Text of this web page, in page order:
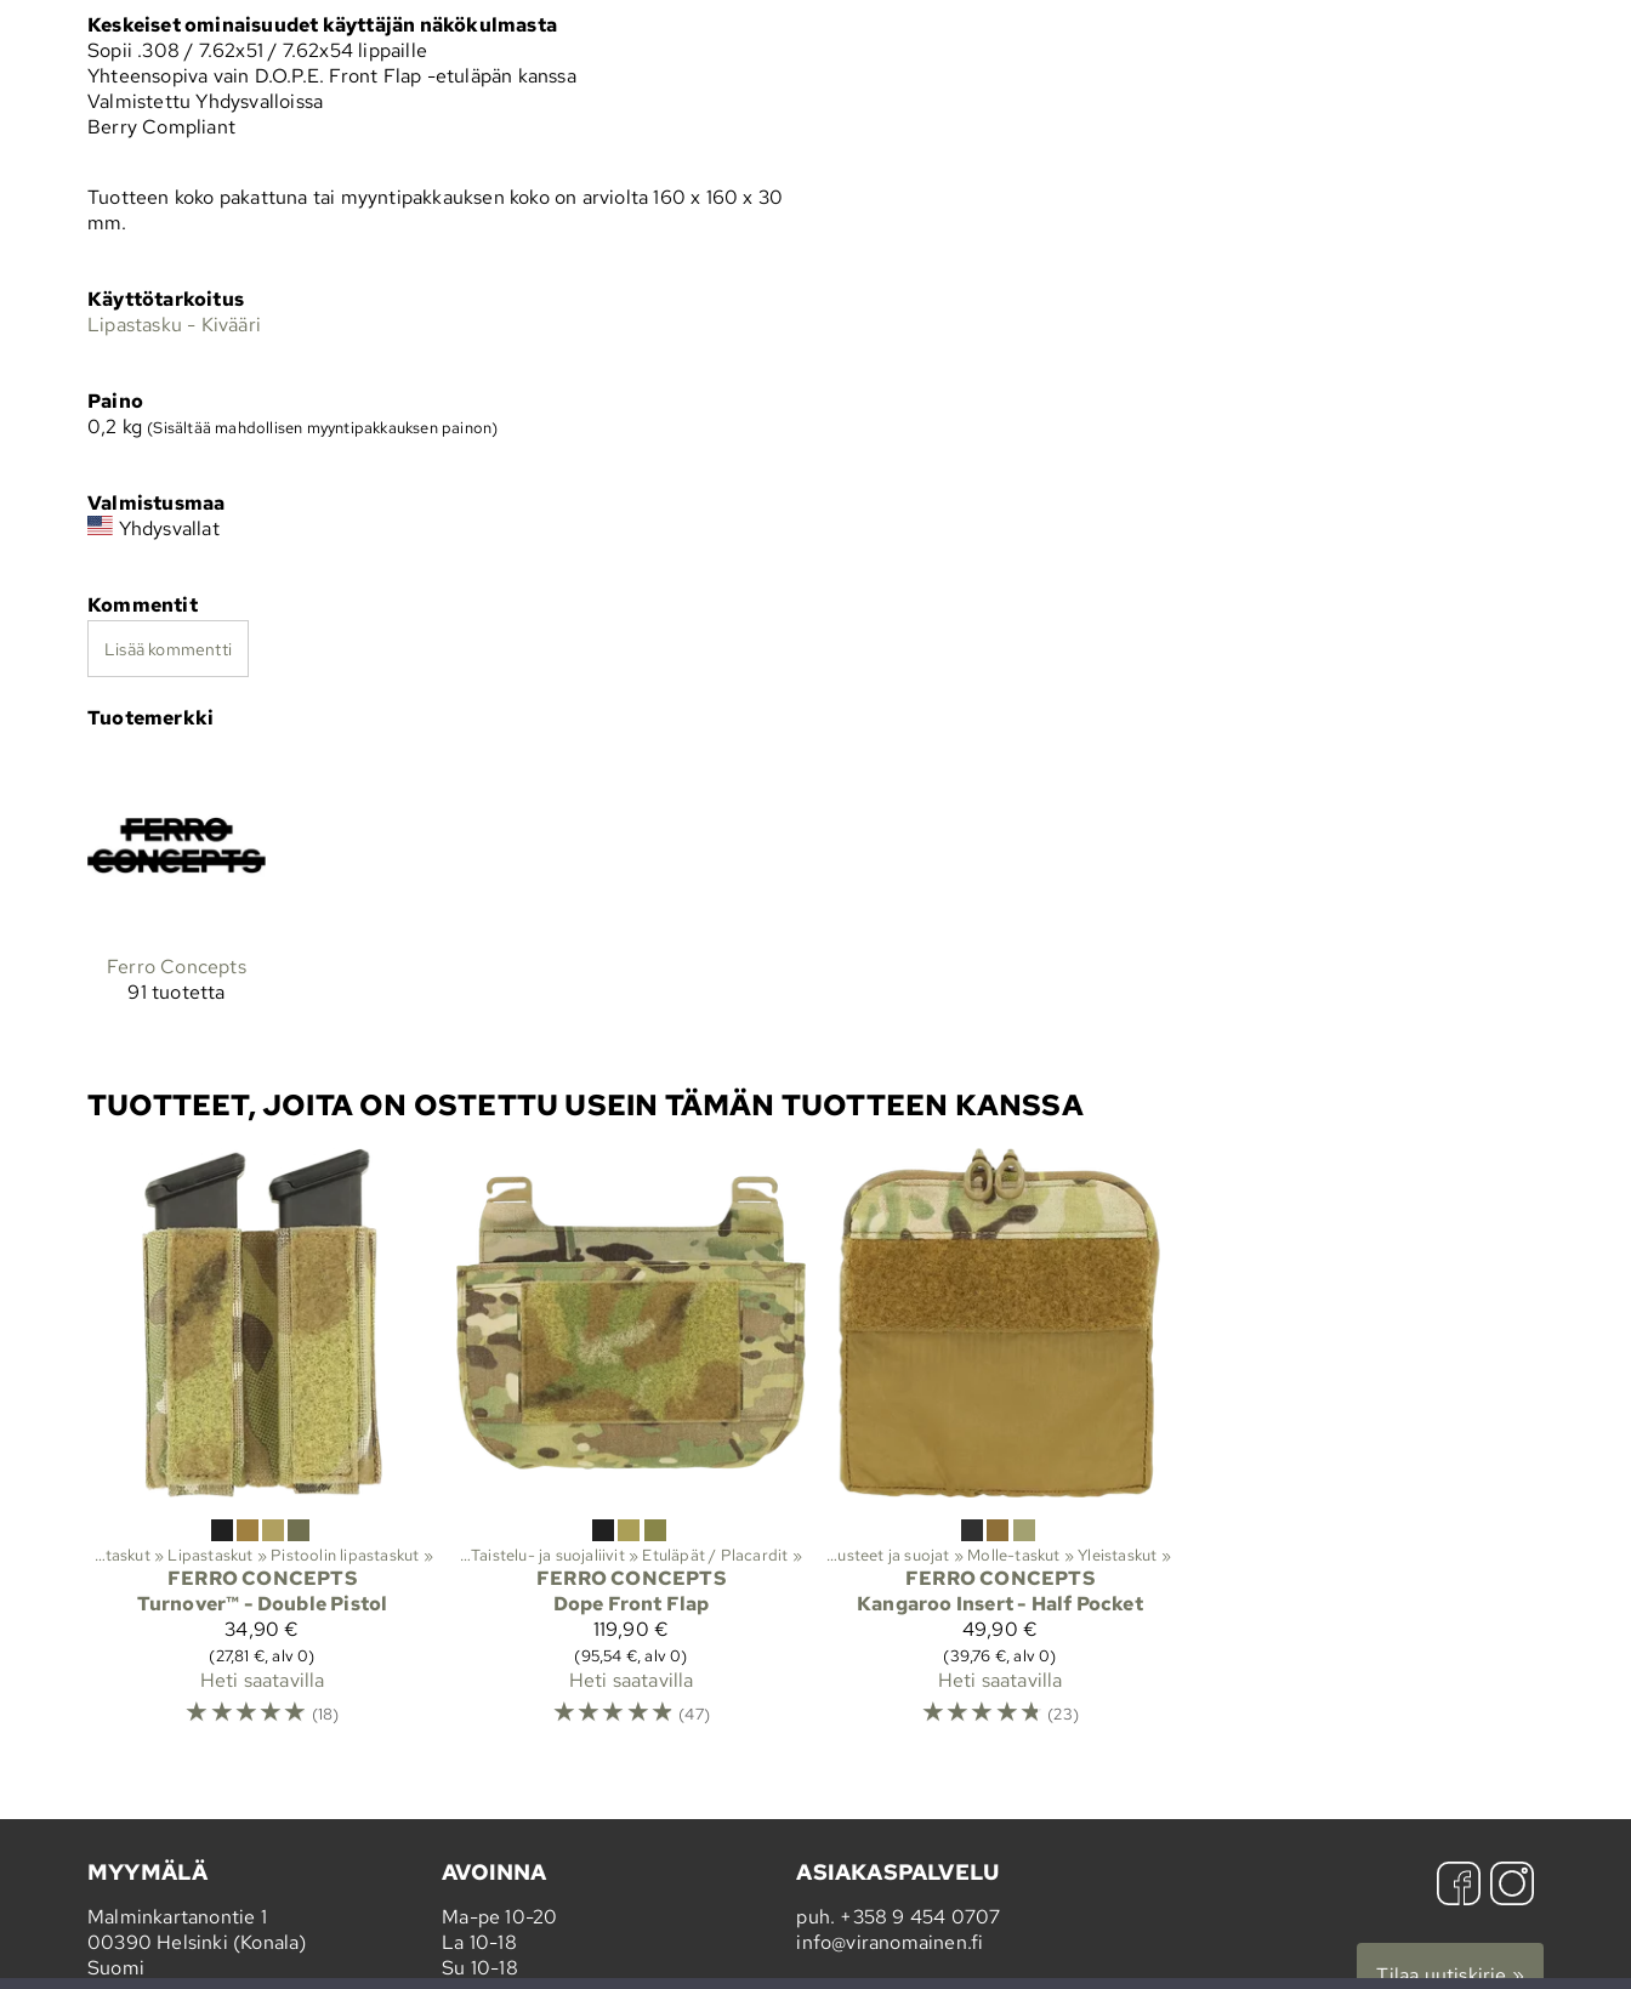
Keskeiset ominaisuudet käyttäjän näkökulmasta
Sopii .308 / 7.62x51 / 7.62x54 lippaille
Yhteensopiva vain D.O.P.E. Front Flap -etuläpän kanssa
Valmistettu Yhdysvalloissa
Berry Compliant
Tuotteen koko pakattuna tai myyntipakkauksen koko on arviolta 160 x 160 x 30
mm.
Käyttötarkoitus
Lipastasku - Kivääri
Paino
0,2 kg (Sisältää mahdollisen myyntipakkauksen painon)
Valmistusmaa
Yhdysvallat
Kommentit
Lisää kommentti
Tuotemerkki
Ferro Concepts
91 tuotetta
TUOTTEET, JOITA ON OSTETTU USEIN TÄMÄN TUOTTEEN KANSSA
Molle-taskut ‪» Lipastaskut ‪» Pistoolin lipastaskut ‪»
FERRO CONCEPTS
Turnover™ - Double Pistol
34,90 €
(27,81 €, alv 0)
Heti saatavilla
☆☆☆☆☆ (18)
Viranomaistuotteet‪» Taisteluvarusteet ja suojat ‪» Taistelu- ja suojaliivit ‪» Etuläpät / Placardit ‪»
FERRO CONCEPTS
Dope Front Flap
119,90 €
(95,54 €, alv 0)
Heti saatavilla
☆☆☆☆☆ (47)
Lajit‪»Viranomaistuotteet‪» Taisteluvarusteet ja suojat ‪» Molle-taskut ‪»Yleistaskut ‪»
FERRO CONCEPTS
Kangaroo Insert - Half Pocket
49,90 €
(39,76 €, alv 0)
Heti saatavilla
☆☆☆☆☆ (23)
MYYMÄLÄ
Malminkartanontie 1
00390 Helsinki (Konala)
Suomi
AVOINNA
Ma-pe 10-20
La 10-18
Su 10-18
ASIAKASPALVELU
puh. +358 9 454 0707
info@viranomainen.fi
Tilaa uutiskirje »